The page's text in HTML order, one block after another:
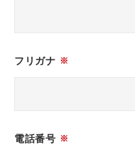
フリガナ ※
電話番号 ※